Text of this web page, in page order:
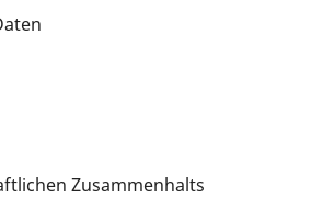
Zusammenhalts